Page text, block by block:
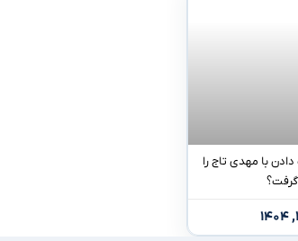
با مهدی تاج را
گرفت؟